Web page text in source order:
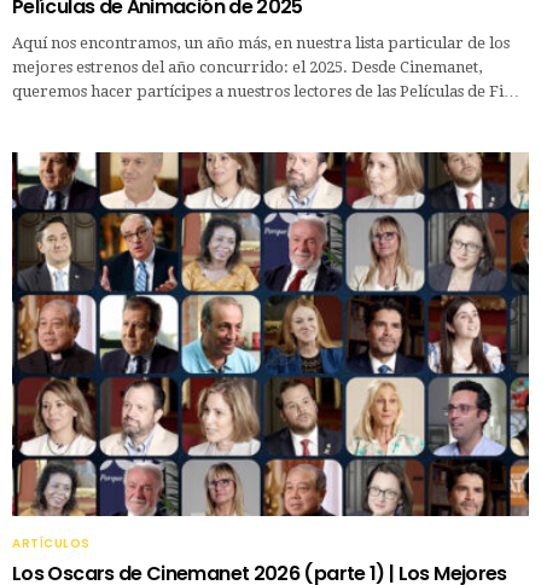
Películas de Animación de 2025
Aquí nos encontramos, un año más, en nuestra lista particular de los
mejores estrenos del año concurrido: el 2025. Desde Cinemanet,
queremos hacer partícipes a nuestros lectores de las Películas de Fi…
ARTÍCULOS
Los Oscars de Cinemanet 2026 (parte 1) | Los Mejores